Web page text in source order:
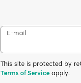
E-mail
This site is protected by
Terms of Service apply.